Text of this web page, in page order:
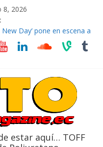
8, 2026
protagonismo a la hora de
New Day’ pone en escena a
recorre 7 provincias en 8
para cubrir las rutas de La
estar aquí… TOFF